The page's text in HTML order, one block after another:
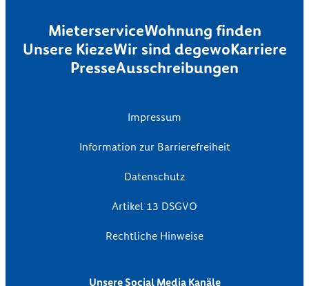
MieterserviceWohnung finden
Unsere KiezeWir sind degewoKarriere
PresseAusschreibungen
Impressum
Information zur Barrierefreiheit
Datenschutz
Artikel 13 DSGVO
Rechtliche Hinweise
Unsere Social Media Kanäle